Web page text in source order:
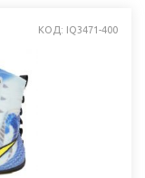
КОД: IQ3471-400